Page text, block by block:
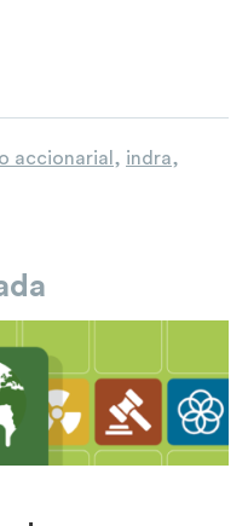
accionarial , indra,